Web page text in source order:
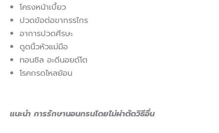
โครงหน้าเบี้ยว
ปวดข้อต่อขากรรไกร
อาการปวดศีรษะ
ดูดนิ้วหัวแม่มือ
ทอนซิล อะดีนอยด์โต
โรคกรดไหลย้อน
แนะนำ การรักษานอนกรนโดยไม่ผ่าตัดวิธีอื่น